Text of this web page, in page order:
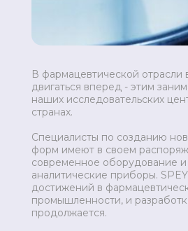
В фармацевтической отрасли
двигаться вперед - этим
наших исследовательских
странах.
Специалисты по созданию
форм имеют в своем
современное оборудование
аналитические приборы.
достижений в
промышленности, и
продолжается.